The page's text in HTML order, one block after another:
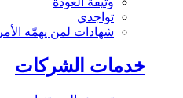
تواجدي
شهادات لمن يهمّه الأمر
خدمات الشركات